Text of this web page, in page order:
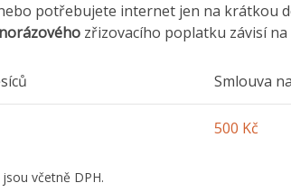
potřebujete internet jen na krátkou
zřizovacího poplatku závisí na
Smlouva
500 Kč
včetně DPH.